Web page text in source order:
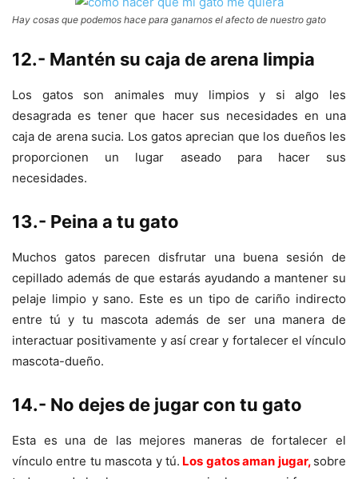
Hay cosas que podemos hace para ganarnos el afecto de nuestro gato
12.- Mantén su caja de arena limpia
Los gatos son animales muy limpios y si algo les
desagrada es tener que hacer sus necesidades en una
caja de arena sucia. Los gatos aprecian que los dueños les
proporcionen un lugar aseado para hacer sus
necesidades.
13.- Peina a tu gato
Muchos gatos parecen disfrutar una buena sesión de
cepillado además de que estarás ayudando a mantener su
pelaje limpio y sano. Este es un tipo de cariño indirecto
entre tú y tu mascota además de ser una manera de
interactuar positivamente y así crear y fortalecer el vínculo
mascota-dueño.
14.- No dejes de jugar con tu gato
Esta es una de las mejores maneras de fortalecer el
vínculo entre tu mascota y tú. Los gatos aman jugar, sobre